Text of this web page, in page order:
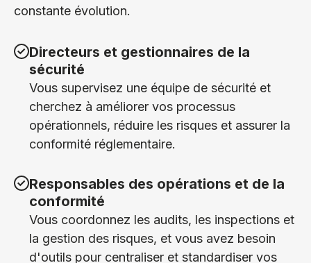
constante évolution.
Directeurs et gestionnaires de la
sécurité
Vous supervisez une équipe de sécurité et
cherchez à améliorer vos processus
opérationnels, réduire les risques et assurer la
conformité réglementaire.
Responsables des opérations et de la
conformité
Vous coordonnez les audits, les inspections et
la gestion des risques, et vous avez besoin
d'outils pour centraliser et standardiser vos